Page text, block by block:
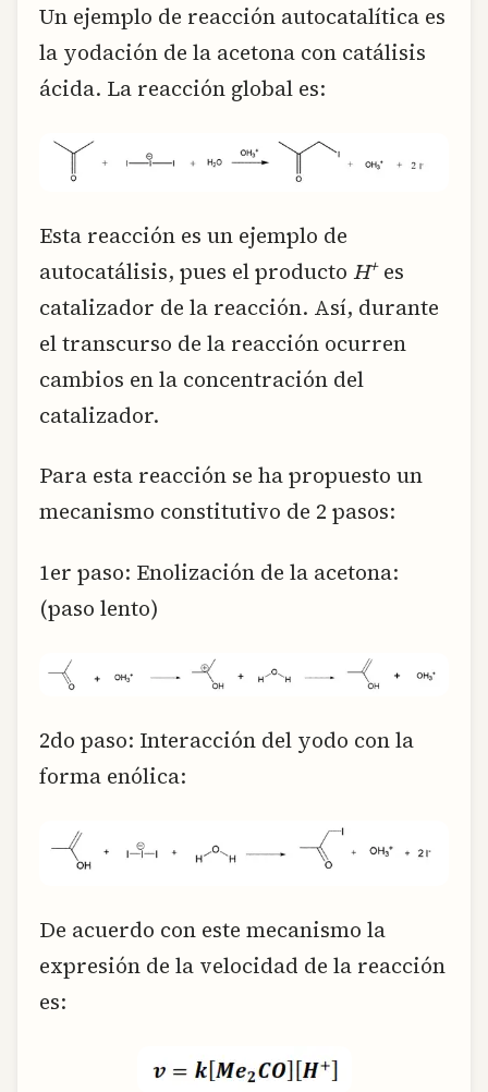
Un ejemplo de reacción autocatalítica es
la yodación de la acetona con catálisis
ácida. La reacción global es:
Esta reacción es un ejemplo de
autocatálisis, pues el producto H+es
catalizador de la reacción. Así, durante
el transcurso de la reacción ocurren
cambios en la concentración del
catalizador.
Para esta reacción se ha propuesto un
mecanismo constitutivo de 2 pasos:
1er paso: Enolización de la acetona:
(paso lento)
2do paso: Interacción del yodo con la
forma enólica:
De acuerdo con este mecanismo la
expresión de la velocidad de la reacción
es: